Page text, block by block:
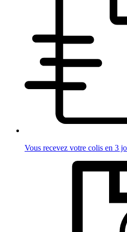
Vous recevez votre colis en 3